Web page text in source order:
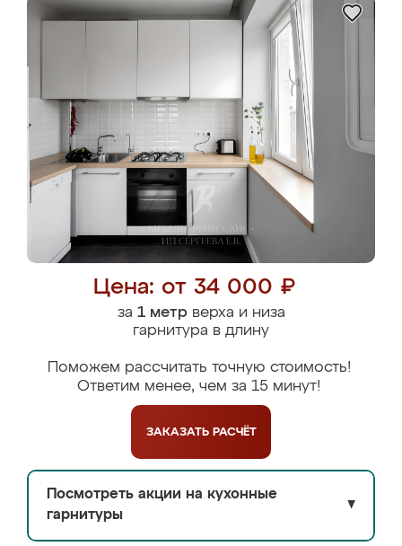
Цена: от 34 000 ₽
за 1 метрверха и низа
гарнитура в длину
Поможем рассчитать точную стоимость!
Ответим менее, чем за 15 минут!
ЗАКАЗАТЬ РАСЧЁТ
Посмотреть акции на кухонные
гарнитуры
▼